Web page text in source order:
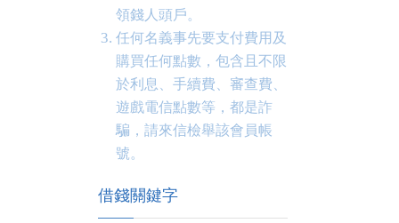
領錢人頭戶。
任何名義事先要支付費用及
購買任何點數，包含且不限
於利息、手續費、審查費、
遊戲電信點數等，都是詐
騙，請來信檢舉該會員帳
號。
借錢關鍵字